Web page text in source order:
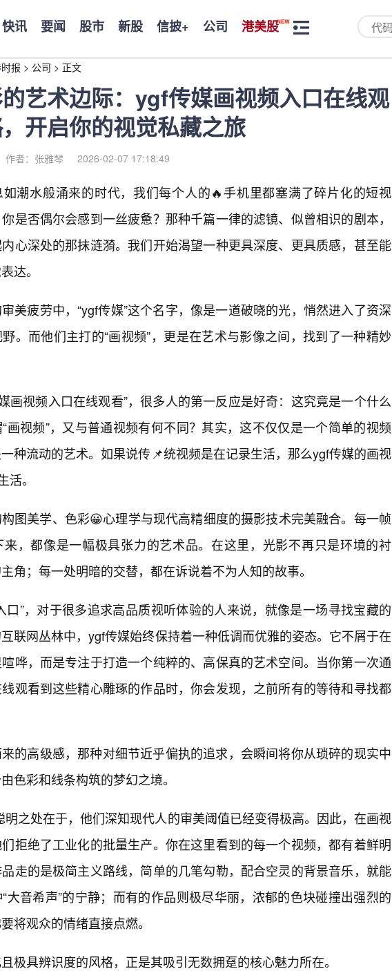
快讯 要闻 股市 新股 信披+ 公司 港美股
报 > 公司 > 正文
艺术边际：ygf传媒画视频入口在线观
开启你的视觉私藏之旅
作者：张雅琴 2026-02-07 17:18:49
潮水般涌来的时代，我们每个人的🔥手机里都塞满了碎片化的短视
是否偶尔会感到一丝疲惫？那种千篇一律的滤镜、似曾相识的剧本，
心深处的那抹涟漪。我们开始渴望一种更具深度、更具质感，甚至能
达。
美疲劳中，“ygf传媒”这个名字，像是一道破晓的光，悄然进入了资深
。而他们主打的“画视频”，更是在艺术与影像之间，找到了一种精妙
画视频入口在线观看”，很多人的第一反应是好奇：这究竟是一个什么
画视频”，又与普通视频有何不同？其实，这不仅仅是一个简单的视频
种流动的艺术。如果说传📌统视频是在记录生活，那么ygf传媒的画视
活。
图美学、色彩😀心理学与现代高精细度的摄影技术完美融合。每一帧
来，都像是一幅极具张力的艺术品。在这里，光影不再只是环境的衬
角；每一处明暗的交替，都在诉说着不为人知的故事。
口”，对于很多追求高品质视听体验的人来说，就像是一场寻找宝藏的
联网丛林中，ygf传媒始终保持着一种低调而优雅的姿态。它不屑于在
哗，而是专注于打造一个纯粹的、高保真的艺术空间。当你第一次通
观看到这些精心雕琢的作品时，你会发现，之前所有的等待和寻找都
的高级感，那种对细节近乎偏执的追求，会瞬间将你从琐碎的现实中
色彩和线条构筑的梦幻之境。
明之处在于，他们深知现代人的审美阈值已经变得极高。因此，在画视
拒绝了工业化的批量生产。你在这里看到的每一个视频，都有着鲜明
走的是极简主义路线，简单的几笔勾勒，配合空灵的背景音乐，就能
大音希声”的宁静；而有的作品则极尽华丽，浓郁的色块碰撞出强烈的
将观众的情绪直接点燃。
极具辨识度的风格，正是其吸引无数拥趸的核心魅力所在。